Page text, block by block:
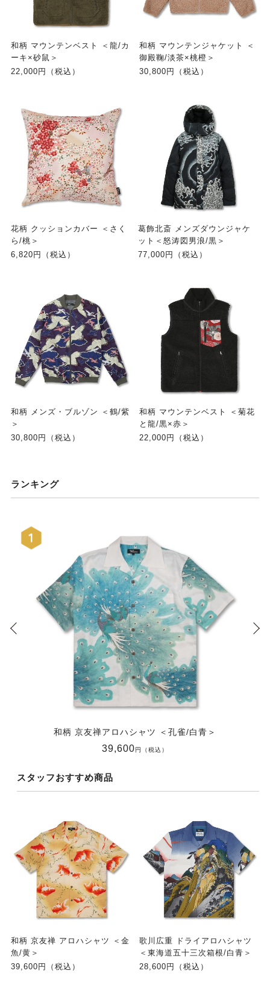
和柄 マウンテンベスト ＜龍/カ
ーキ×砂鼠＞
22,000円（税込）
和柄 マウンテンジャケット ＜
御殿鞠/淡茶×桃橙＞
30,800円（税込）
花柄 クッションカバー ＜さく
ら/桃＞
6,820円（税込）
葛飾北斎 メンズダウンジャケ
ット＜怒涛図男浪/黒＞
77,000円（税込）
和柄 メンズ・ブルゾン ＜鶴/紫
＞
30,800円（税込）
和柄 マウンテンベスト ＜菊花
と龍/黒×赤＞
22,000円（税込）
ランキング
和柄 京友禅アロハシャツ ＜孔雀/白青＞
39,600円（税込）
スタッフおすすめ商品
和柄 京友禅 アロハシャツ ＜金
魚/黄＞
39,600円（税込）
歌川広重 ドライアロハシャツ
＜東海道五十三次箱根/白青＞
28,600円（税込）